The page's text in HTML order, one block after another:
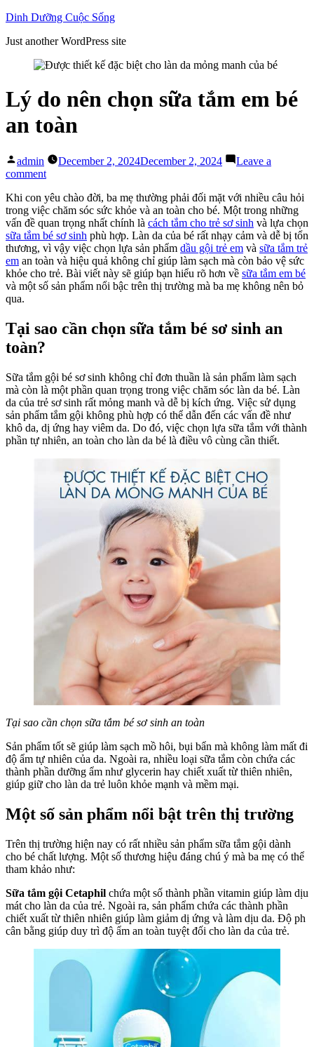
Skip
content
Dinh Dưỡng Cuộc Sống
Just another WordPress site
Lý do nên chọn sữa tắm em bé
an toàn
Posted
by
admin December 2, 2024December 2, 2024
Leave a
commenton
do
nên
chọn
sữa
tắm
em
bé
an
Khi con yêu chào đời, ba mẹ thường phải đối mặt với nhiều câu hỏi
trong việc chăm sóc sức khỏe và an toàn cho bé. Một trong những
vấn đề quan trọng nhất chính là cách tắm cho trẻ sơ sinh và lựa chọn
sữa tắm bé sơ sinh phù hợp. Làn da của bé rất nhạy cảm và dễ bị tổn
thương, vì vậy việc chọn lựa sản phẩm dầu gội trẻ em và sữa tắm trẻ
em an toàn và hiệu quả không chỉ giúp làm sạch mà còn bảo vệ sức
khỏe cho trẻ. Bài viết này sẽ giúp bạn hiểu rõ hơn về sữa tắm em bé
và một số sản phẩm nổi bậc trên thị trường mà ba mẹ không nên bỏ
qua.
Tại sao cần chọn sữa tắm bé sơ sinh an
toàn?
Sữa tắm gội bé sơ sinh không chỉ đơn thuần là sản phẩm làm sạch
mà còn là một phần quan trọng trong việc chăm sóc làn da bé. Làn
da của trẻ sơ sinh rất mỏng manh và dễ bị kích ứng. Việc sử dụng
sản phẩm tắm gội không phù hợp có thể dẫn đến các vấn đề như
khô da, dị ứng hay viêm da. Do đó, việc chọn lựa sữa tắm với thành
phần tự nhiên, an toàn cho làn da bé là điều vô cùng cần thiết.
Tại sao cần chọn sữa tắm bé sơ sinh an toàn
Sản phẩm tốt sẽ giúp làm sạch mồ hôi, bụi bẩn mà không làm mất đi
độ ẩm tự nhiên của da. Ngoài ra, nhiều loại sữa tắm còn chứa các
thành phần dưỡng ẩm như glycerin hay chiết xuất từ thiên nhiên,
giúp giữ cho làn da trẻ luôn khỏe mạnh và mềm mại.
Một số sản phẩm nổi bật trên thị trường
Trên thị trường hiện nay có rất nhiều sản phẩm sữa tắm gội dành
cho bé chất lượng. Một số thương hiệu đáng chú ý mà ba mẹ có thể
tham khảo như:
Sữa tắm gội Cetaphil chứa một số thành phần vitamin giúp làm dịu
mát cho làn da của trẻ. Ngoài ra, sản phẩm chứa các thành phần
chiết xuất từ thiên nhiên giúp làm giảm dị ứng và làm dịu da. Độ ph
cân bằng giúp duy trì độ ẩm an toàn tuyệt đối cho làn da của trẻ.